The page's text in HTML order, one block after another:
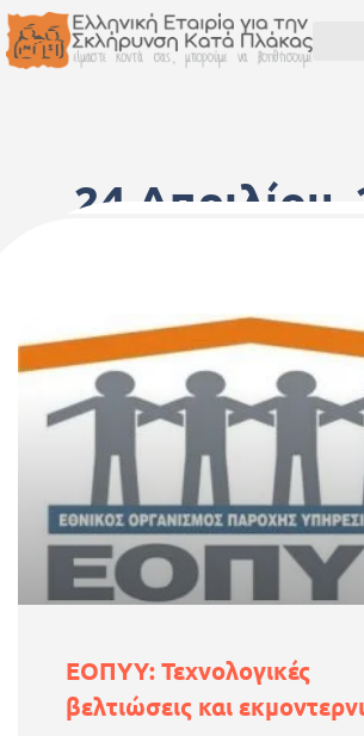
24 Απριλίου,
ΕΟΠΥΥ: Τεχνολογικές
βελτιώσεις και